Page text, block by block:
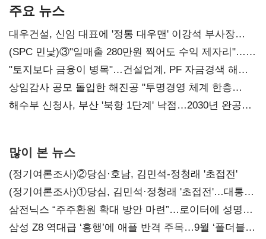
주요 뉴스
대우건설, 신임 대표에 '정통 대우맨' 이강석 부사장
내정
(SPC 민낯)③"일매출 280만원 찍어도 수익 제자리"…
점주 울리는 '상시 할인'
"토지보다 금융이 병목"…건설업계, PF 자금경색 해소
목소리
상임감사 공모 돌입한 해진공 "투명경영 체계 한층
강화"
해수부 신청사, 부산 '북항 1단계' 낙점…2030년 완공
많이 본 뉴스
(정기여론조사)②당심·호남, 김민석-정청래 '초접전'
(정기여론조사)①당심, 김민석·정청래 '초접전'…대통령
지지도 '50% 아래로'(종합)
삼전닉스 “주주환원 확대 방안 마련”…로이터에 성명
보내
삼성 Z8 역대급 ‘흥행’에 애플 반격 주목…9월 ‘폴더블